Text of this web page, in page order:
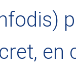
en